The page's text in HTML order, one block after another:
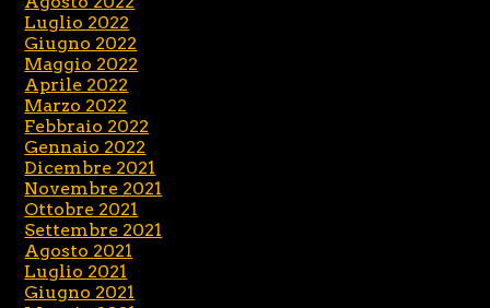
Luglio 2022
Giugno 2022
Maggio 2022
Aprile 2022
Marzo 2022
Febbraio 2022
Gennaio 2022
Dicembre 2021
Novembre 2021
Ottobre 2021
Settembre 2021
Agosto 2021
Luglio 2021
Giugno 2021